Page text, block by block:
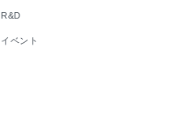
R&D
イベント